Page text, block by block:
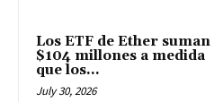
Los ETF de Ether suman
$104 millones a medida
que los...
July 30, 2026